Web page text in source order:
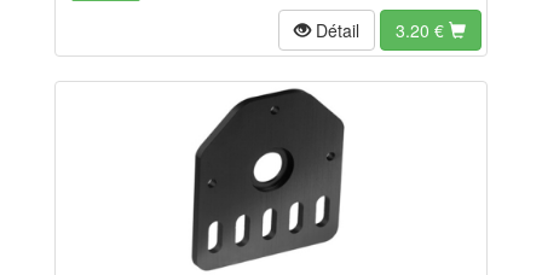
Détail 3.20 €